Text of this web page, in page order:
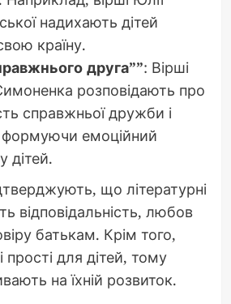
надихають дітей
країну.
друга””: Вірші
розповідають про
справжньої дружби і
формуючи емоційний
дітей.
що літературні
відповідальність, любов
батькам. Крім того,
прості для дітей, тому
на їхній розвиток.